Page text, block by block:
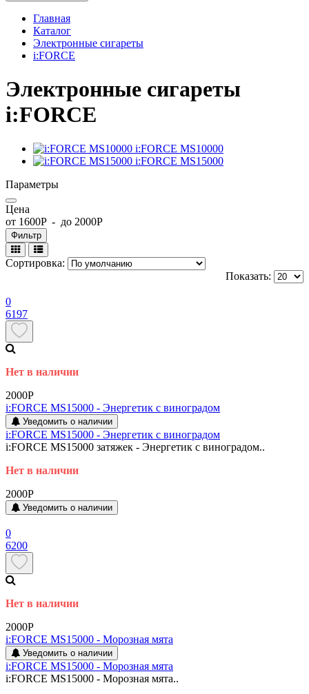
Главная
Каталог
Электронные сигареты
i:FORCE
Электронные сигареты
i:FORCE
i:FORCE MS10000
i:FORCE MS15000
Параметры
Цена
от 1600P - до 2000P
Фильтр
Сортировка:
Показать:
0
6197
Нет в наличии
2000P
i:FORCE MS15000 - Энергетик с виноградом
Уведомить о наличии
i:FORCE MS15000 - Энергетик с виноградом
i:FORCE MS15000 затяжек - Энергетик с виноградом..
Нет в наличии
2000P
Уведомить о наличии
0
6200
Нет в наличии
2000P
i:FORCE MS15000 - Морозная мята
Уведомить о наличии
i:FORCE MS15000 - Морозная мята
i:FORCE MS15000 - Морозная мята..